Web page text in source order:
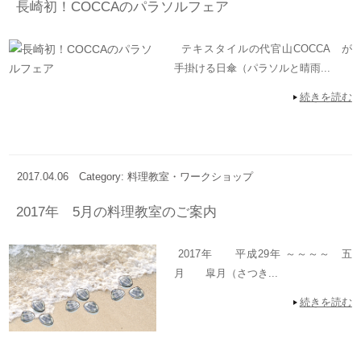
長崎初！COCCAのパラソルフェア
テキスタイルの代官山COCCA が
手掛ける日傘（パラソルと晴雨...
続きを読む
2017.04.06 Category: 料理教室・ワークショップ
2017年 5月の料理教室のご案内
2017年 平成29年 ～～～～ 五
月 皐月（さつき...
続きを読む